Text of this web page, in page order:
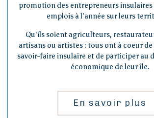
promotion des entrepreneurs insulaires
emplois à l'année sur leurs
Qu'ils soient agriculteurs,
artisans ou artistes : tous ont à coeur
savoir-faire insulaire et de participer au
économique de leur île.
En savoir plus